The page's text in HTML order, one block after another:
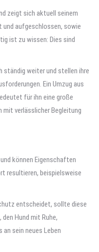
zeigt sich aktuell seinem
und aufgeschlossen, sowie
ist zu wissen: Dies sind
ständig weiter und stellen ihre
Ein Umzug aus
für ihn eine große
mit verlässlicher Begleitung
können Eigenschaften
resultieren, beispielsweise
entscheidet, sollte diese
Hund mit Ruhe,
an sein neues Leben